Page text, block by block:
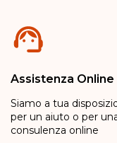
Assistenza Online
Siamo a tua
per un aiuto o per
consulenza online